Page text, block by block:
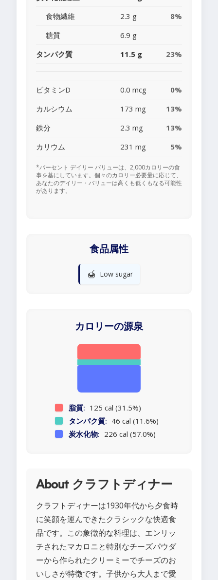
食物繊維
2.3 g
8%
糖質
6.9 g
タンパク質
11.5 g 23%
ビタミンD 0.0 mcg
0%
カルシウム
173 mg
13%
鉄分
2.3 mg
13%
カリウム
231 mg 5%
*パーセント デイリー バリューは、2,000カロリーの食
事を基にしています。個々のカロリー必要量に応じて、
あなたのデイリー・バリューは高くも低くもなる可能性
があります。
食品属性
🍯 Low sugar
カロリーの源泉
脂質: 125 cal (31.5%)
タンパク質: 46 cal (11.6%)
炭水化物: 226 cal (57.0%)
About クラフトディナー
クラフトディナーは1930年代から夕食時
に笑顔を運んできたクラシックな快適食
品です。この象徴的な料理は、エンリッ
チされたマカロニと特別なチーズパウダ
ーから作られたクリーミーでチーズのお
いしさが特徴です。子供から大人まで愛